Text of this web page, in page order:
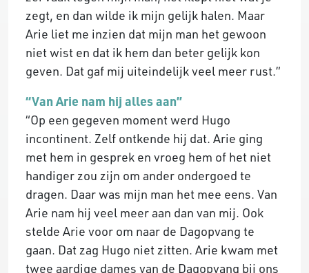
zegt, en dan wilde ik mijn gelijk halen. Maar
Arie liet me inzien dat mijn man het gewoon
niet wist en dat ik hem dan beter gelijk kon
geven. Dat gaf mij uiteindelijk veel meer rust.”
“Van Arie nam hij alles aan”
“Op een gegeven moment werd Hugo
incontinent. Zelf ontkende hij dat. Arie ging
met hem in gesprek en vroeg hem of het niet
handiger zou zijn om ander ondergoed te
dragen. Daar was mijn man het mee eens. Van
Arie nam hij veel meer aan dan van mij. Ook
stelde Arie voor om naar de Dagopvang te
gaan. Dat zag Hugo niet zitten. Arie kwam met
twee aardige dames van de Dagopvang bij ons